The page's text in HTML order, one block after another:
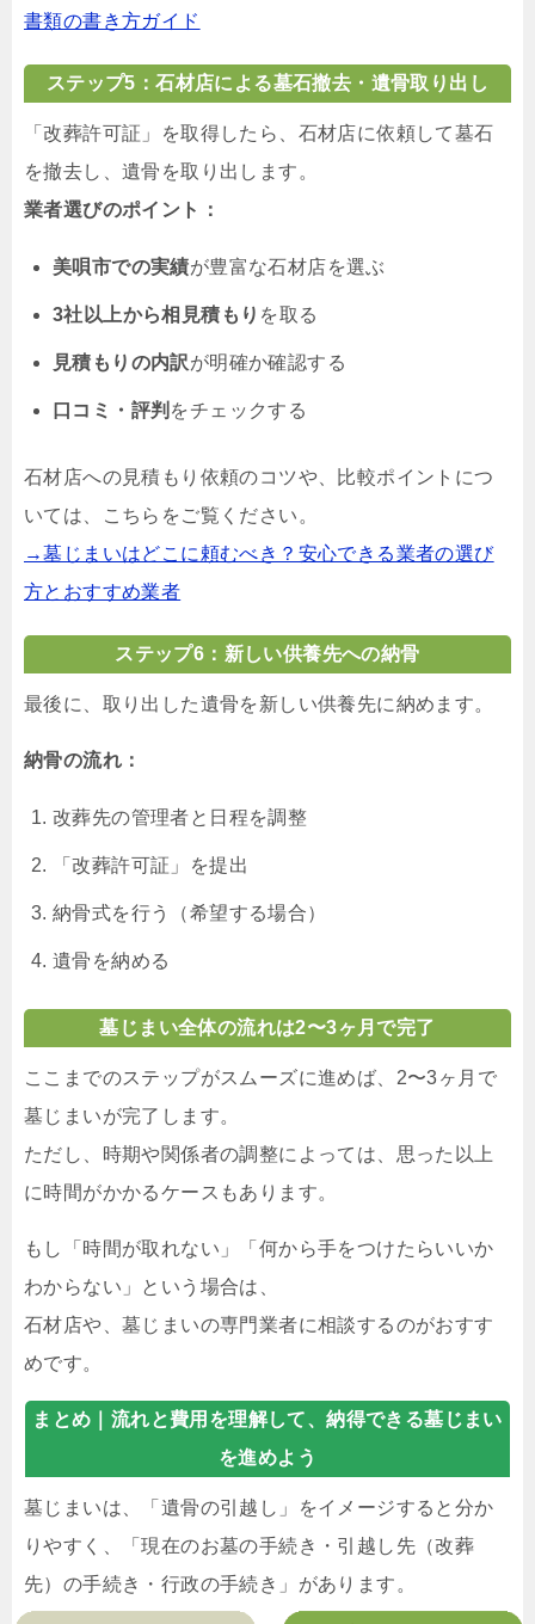
書類の書き方ガイド
ステップ5：石材店による墓石撤去・遺骨取り出し
「改葬許可証」を取得したら、石材店に依頼して墓石
を撤去し、遺骨を取り出します。
業者選びのポイント：
美唄市での実績が豊富な石材店を選ぶ
3社以上から相見積もり を取る
見積もりの内訳が明確か確認する
口コミ・評判 をチェックする
石材店への見積もり依頼のコツや、比較ポイントにつ
いては、こちらをご覧ください。
→墓じまいはどこに頼むべき？安心できる業者の選び
方とおすすめ業者
ステップ6：新しい供養先への納骨
最後に、取り出した遺骨を新しい供養先に納めます。
納骨の流れ：
改葬先の管理者と日程を調整
「改葬許可証」を提出
納骨式を行う（希望する場合）
遺骨を納める
墓じまい全体の流れは2〜3ヶ月で完了
ここまでのステップがスムーズに進めば、2〜3ヶ月で
墓じまいが完了します。
ただし、時期や関係者の調整によっては、思った以上
に時間がかかるケースもあります。
もし「時間が取れない」「何から手をつけたらいいか
わからない」という場合は、
石材店や、墓じまいの専門業者に相談するのがおすす
めです。
まとめ｜ 流れと費用を理解して、納得できる墓じまい
を進めよう
墓じまいは、「遺骨の引越し」をイメージすると分か
りやすく、「現在のお墓の手続き・引越し先（改葬
先）の手続き・行政の手続き」があります。